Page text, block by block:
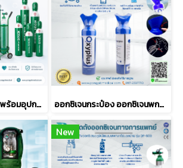
ถังออกซิเจนครบชุด พร้อมอุปกรณ์ใช้งาน (0.5Q / 1.5Q / 2Q / 6Q) ออกซิเจนกระป๋อง ออกซิเจนพกพา Oxyplus Oxygen
New